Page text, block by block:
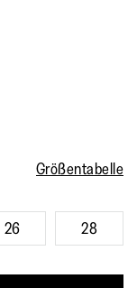
Größentabelle
26 28